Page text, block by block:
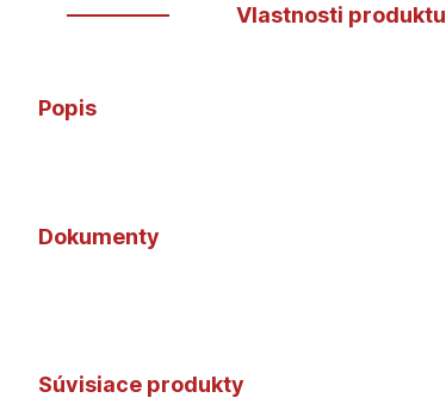
Vlastnosti produktu
Popis
Dokumenty
Súvisiace produkty